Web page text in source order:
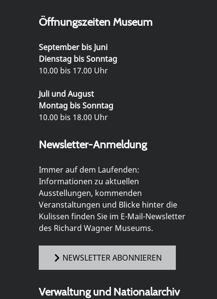
Öffnungszeiten Museum
September bis Juni
Dienstag bis Sonntag
10.00 bis 17.00 Uhr
Juli und August
Montag bis Sonntag
10.00 bis 18.00 Uhr
Newsletter-Anmeldung
Immer auf dem Laufenden:
Informationen zu aktuellen
Ausstellungen, kommenden
Veranstaltungen und Blicke hinter die
Kulissen finden Sie im E-Mail-Newsletter
des Richard Wagner Museums.
NEWSLETTER ABONNIEREN
Verwaltung und Nationalarchiv